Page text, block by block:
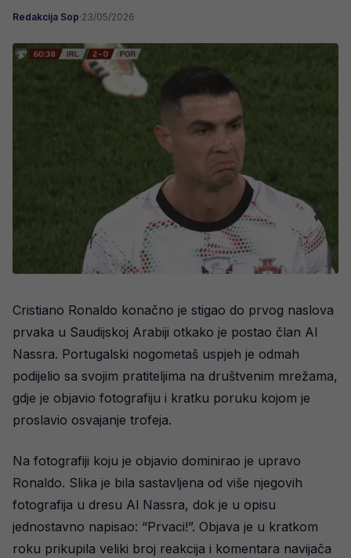
Redakcija Sop·23/05/2026
Cristiano Ronaldo konačno je stigao do prvog naslova
prvaka u Saudijskoj Arabiji otkako je postao član Al
Nassra. Portugalski nogometaš uspjeh je odmah
podijelio sa svojim pratiteljima na društvenim mrežama,
gdje je objavio fotografiju i kratku poruku kojom je
proslavio osvajanje trofeja.
Na fotografiji koju je objavio dominirao je upravo
Ronaldo. Slika je bila sastavljena od više njegovih
fotografija u dresu Al Nassra, dok je u opisu
jednostavno napisao: “Prvaci!”. Objava je u kratkom
roku prikupila veliki broj reakcija i komentara navijača